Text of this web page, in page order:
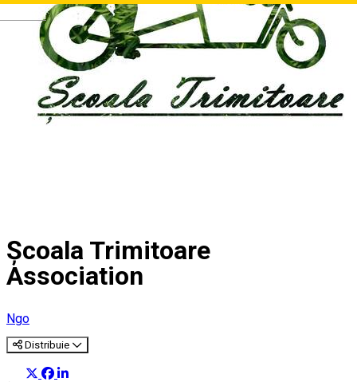
Deutsch
Școala Trimitoare
Association
Ngo
Distribuie